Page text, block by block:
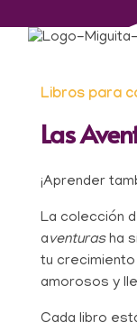
Libros para
Las
¡Aprender
La colección
aventurasha
tu
amorosos y
Cada libro